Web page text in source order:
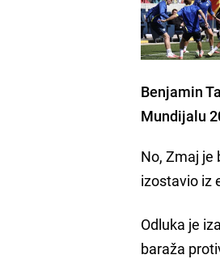
Benjamin
Mundijalu
No, Zmaj je
izostavio iz
Odluka je
baraža